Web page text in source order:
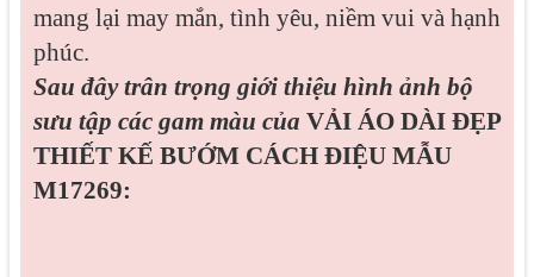
mang lại may mắn, tình yêu, niềm vui và hạnh
phúc.
Sau đây trân trọng giới thiệu hình ảnh bộ
sưu tập các gam màu của VẢI ÁO DÀI ĐẸP
THIẾT KẾ BƯỚM CÁCH ĐIỆU MẪU
M17269: